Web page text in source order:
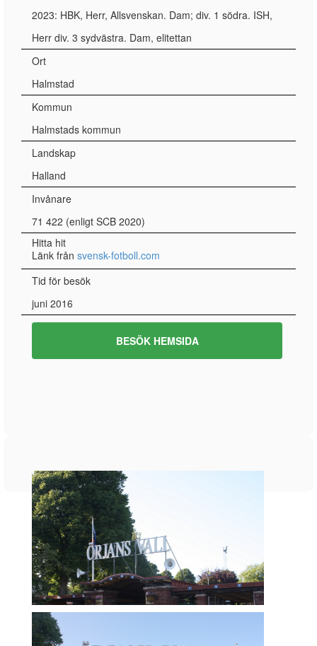
2023: HBK, Herr, Allsvenskan. Dam; div. 1 södra. ISH,
Herr div. 3 sydvästra. Dam, elitettan
Ort
Halmstad
Kommun
Halmstads kommun
Landskap
Halland
Invånare
71 422 (enligt SCB 2020)
Hitta hit
Länk från svensk-fotboll.com
Tid för besök
juni 2016
BESÖK HEMSIDA